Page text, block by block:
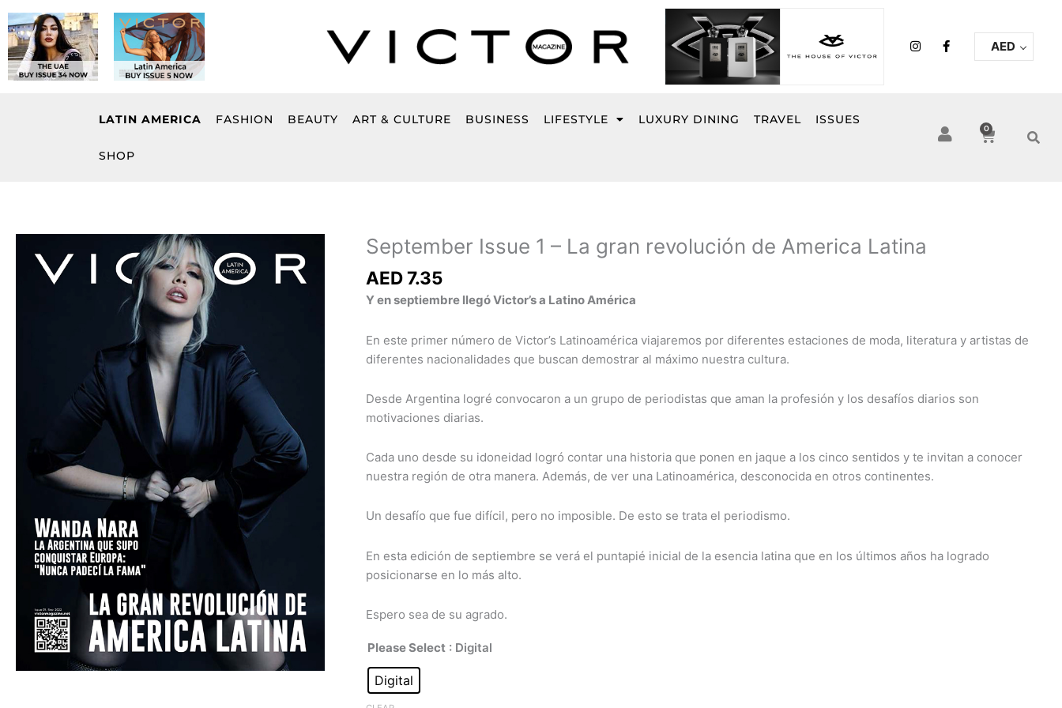
to
content
I
n
F
a
k
-
f
AED
LATIN AMERICA FASHION BEAUTY ART & CULTURE BUSINESS LIFESTYLE LUXURY DINING TRAVEL ISSUES
SHOP
0
Cart
September Issue 1 – La gran revolución de America Latina
AED7.35
Y en septiembre llegó Victor’s a Latino América
En este primer número de Victor’s Latinoamérica viajaremos por diferentes estaciones de moda, literatura y artistas de
diferentes nacionalidades que buscan demostrar al máximo nuestra cultura.
Desde Argentina logré convocaron a un grupo de periodistas que aman la profesión y los desafíos diarios son
motivaciones diarias.
Cada uno desde su idoneidad logró contar una historia que ponen en jaque a los cinco sentidos y te invitan a conocer
nuestra región de otra manera. Además, de ver una Latinoamérica, desconocida en otros continentes.
Un desafío que fue difícil, pero no imposible. De esto se trata el periodismo.
En esta edición de septiembre se verá el puntapié inicial de la esencia latina que en los últimos años ha logrado
posicionarse en lo más alto.
Espero sea de su agrado.
Please Select : Digital
Digital
-
gran
revolución
America
Latina